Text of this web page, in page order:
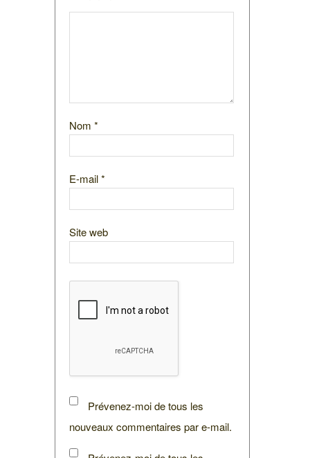
Nom *
E-mail*
Site web
Prévenez-moi de tous les
nouveaux commentaires par e-mail.